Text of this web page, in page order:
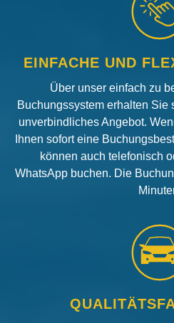
EINFACHE UND
Über unser einfach zu
Buchungssystem erhalten Sie
unverbindliches Angebot.
Ihnen sofort eine
können auch telefonisch
WhatsApp buchen. Die